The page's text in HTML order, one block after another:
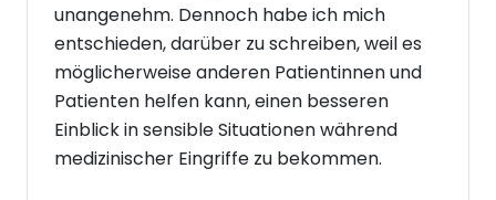
unangenehm. Dennoch habe ich mich
entschieden, darüber zu schreiben, weil es
möglicherweise anderen Patientinnen und
Patienten helfen kann, einen besseren
Einblick in sensible Situationen während
medizinischer Eingriffe zu bekommen.